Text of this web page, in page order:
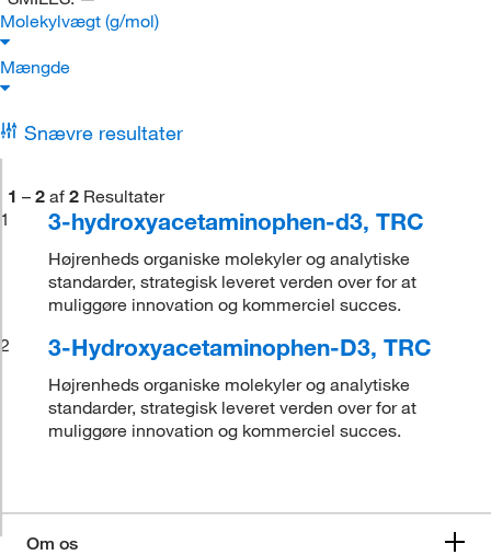
Molekylvægt (g/mol)
Mængde
Snævre resultater
1 – 2 af 2 Resultater
1
3-hydroxyacetaminophen-d3, TRC
Højrenheds organiske molekyler og analytiske
standarder, strategisk leveret verden over for at
muliggøre innovation og kommerciel succes.
2
3-Hydroxyacetaminophen-D3, TRC
Højrenheds organiske molekyler og analytiske
standarder, strategisk leveret verden over for at
muliggøre innovation og kommerciel succes.
Om os